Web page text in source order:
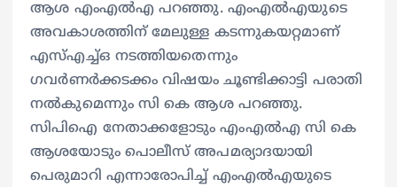
ആശ എംഎൽഎ പറഞ്ഞു. എംഎൽഎയുടെ
അവകാശത്തിന് മേലുള്ള കടന്നുകയറ്റമാണ്
എസ്എച്ച്ഒ നടത്തിയതെന്നും
ഗവർണർക്കടക്കം വിഷയം ചൂണ്ടിക്കാട്ടി പരാതി
നൽകുമെന്നും സി കെ ആശ പറഞ്ഞു.
സിപിഐ നേതാക്കളോടും എംഎൽഎ സി കെ
ആശയോടും പൊലീസ് അപമര്യാദയായി
പെരുമാറി എന്നാരോപിച്ച് എംഎൽഎയുടെ